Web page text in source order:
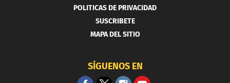
POLITICAS DE PRIVACIDAD
SUSCRIBETE
MAPA DEL SITIO
SÍGUENOS EN